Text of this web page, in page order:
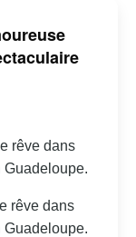
rêve dans
Guadeloupe.
rêve dans
Guadeloupe.